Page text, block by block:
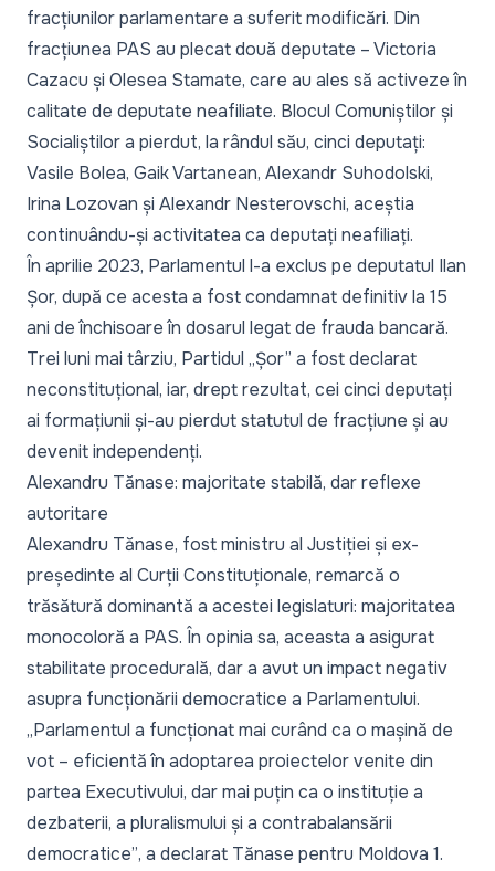
fracțiunilor parlamentare a suferit modificări. Din
fracțiunea PAS au plecat două deputate – Victoria
Cazacu și Olesea Stamate, care au ales să activeze în
calitate de deputate neafiliate. Blocul Comuniștilor și
Socialiștilor a pierdut, la rândul său, cinci deputați:
Vasile Bolea, Gaik Vartanean, Alexandr Suhodolski,
Irina Lozovan și Alexandr Nesterovschi, aceștia
continuându-și activitatea ca deputați neafiliați.
În aprilie 2023, Parlamentul l-a exclus pe deputatul Ilan
Șor, după ce acesta a fost condamnat definitiv la 15
ani de închisoare în dosarul legat de frauda bancară.
Trei luni mai târziu, Partidul „Șor” a fost declarat
neconstituțional, iar, drept rezultat, cei cinci deputați
ai formațiunii și-au pierdut statutul de fracțiune și au
devenit independenți.
Alexandru Tănase: majoritate stabilă, dar reflexe
autoritare
Alexandru Tănase, fost ministru al Justiției și ex-
președinte al Curții Constituționale, remarcă o
trăsătură dominantă a acestei legislaturi: majoritatea
monocoloră a PAS. În opinia sa, aceasta a asigurat
stabilitate procedurală, dar a avut un impact negativ
asupra funcționării democratice a Parlamentului.
„Parlamentul a funcționat mai curând ca o mașină de
vot – eficientă în adoptarea proiectelor venite din
partea Executivului, dar mai puțin ca o instituție a
dezbaterii, a pluralismului și a contrabalansării
democratice”, a declarat Tănase pentru Moldova 1.